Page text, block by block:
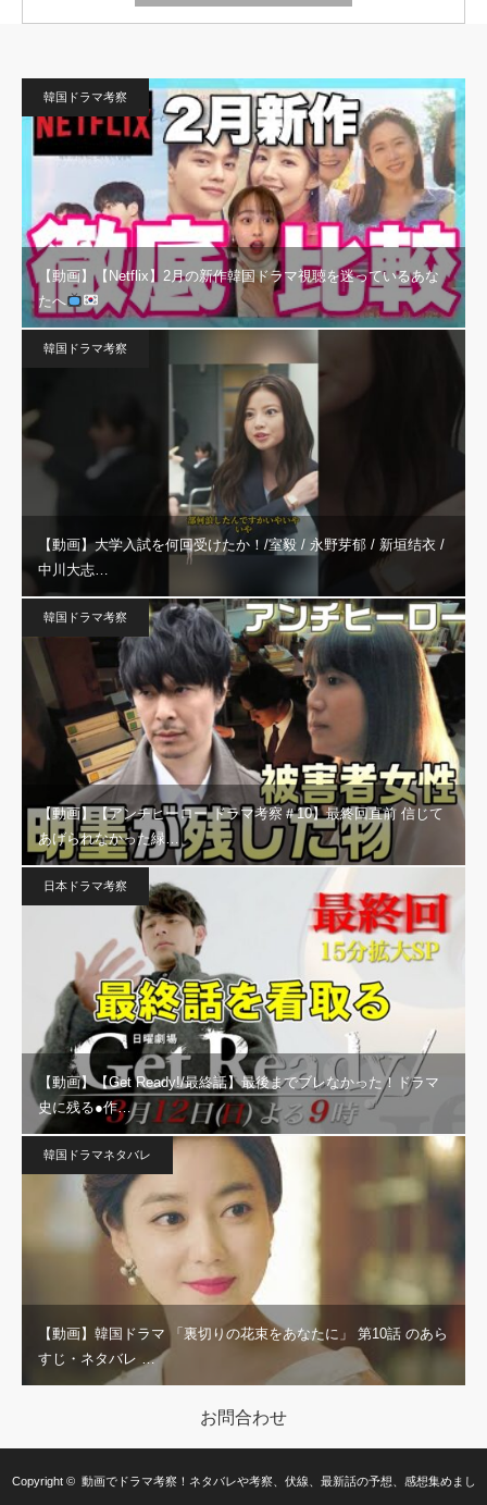
韓国ドラマ考察
【動画】【Netflix】2月の新作韓国ドラマ視聴を迷っているあな
たへ
韓国ドラマ考察
【動画】大学入試を何回受けたか！/室毅 / 永野芽郁 / 新垣结衣 /
中川大志…
韓国ドラマ考察
【動画】【アンチヒーロー ドラマ考察＃10】最終回直前 信じて
あげられなかった緑…
日本ドラマ考察
【動画】【Get Ready!/最終話】最後までブレなかった！ドラマ
史に残る●作…
韓国ドラマネタバレ
【動画】韓国ドラマ 「裏切りの花束をあなたに」 第10話 のあら
すじ・ネタバレ …
お問合わせ
Copyright © 動画でドラマ考察！ネタバレや考察、伏線、最新話の予想、感想集めまし